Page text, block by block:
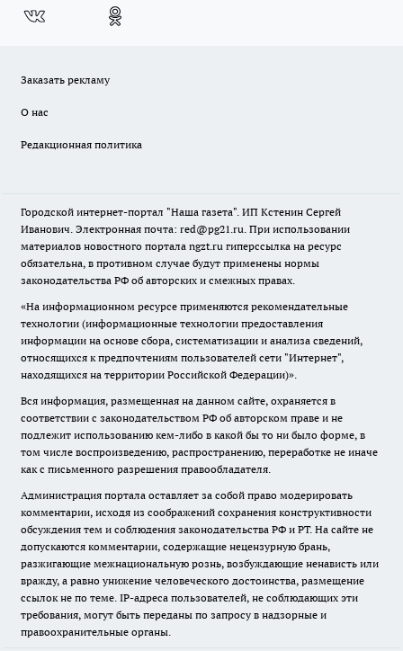
Заказать рекламу
О нас
Редакционная политика
Городской интернет-портал "Наша газета". ИП Кстенин Сергей
Иванович. Электронная почта: red@pg21.ru. При использовании
материалов новостного портала ngzt.ru гиперссылка на ресурс
обязательна, в противном случае будут применены нормы
законодательства РФ об авторских и смежных правах.
«На информационном ресурсе применяются рекомендательные
технологии (информационные технологии предоставления
информации на основе сбора, систематизации и анализа сведений,
относящихся к предпочтениям пользователей сети "Интернет",
находящихся на территории Российской Федерации)».
Вся информация, размещенная на данном сайте, охраняется в
соответствии с законодательством РФ об авторском праве и не
подлежит использованию кем-либо в какой бы то ни было форме, в
том числе воспроизведению, распространению, переработке не иначе
как с письменного разрешения правообладателя.
Администрация портала оставляет за собой право модерировать
комментарии, исходя из соображений сохранения конструктивности
обсуждения тем и соблюдения законодательства РФ и РТ. На сайте не
допускаются комментарии, содержащие нецензурную брань,
разжигающие межнациональную рознь, возбуждающие ненависть или
вражду, а равно унижение человеческого достоинства, размещение
ссылок не по теме. IP-адреса пользователей, не соблюдающих эти
требования, могут быть переданы по запросу в надзорные и
правоохранительные органы.